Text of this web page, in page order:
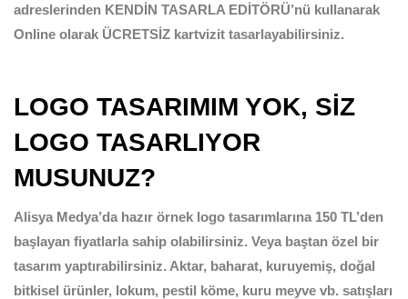
adreslerinden KENDİN TASARLA EDİTÖRÜ’nü kullanarak
Online olarak ÜCRETSİZ kartvizit tasarlayabilirsiniz.
LOGO TASARIMIM YOK, SİZ
LOGO TASARLIYOR
MUSUNUZ?
Alisya Medya’da hazır örnek logo tasarımlarına 150 TL’den
başlayan fiyatlarla sahip olabilirsiniz. Veya baştan özel bir
tasarım yaptırabilirsiniz. Aktar, baharat, kuruyemiş, doğal
bitkisel ürünler, lokum, pestil köme, kuru meyve vb. satışları